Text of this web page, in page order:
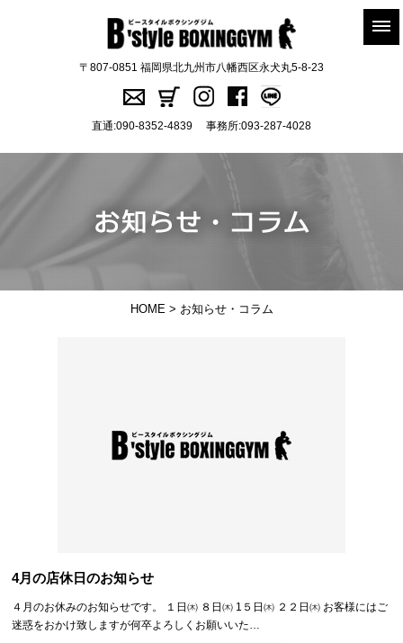
〒807-0851 福岡県北九州市八幡西区永犬丸5-8-23
直通:090-8352-4839 事務所:093-287-4028
HOME > お知らせ・コラム
4月の店休日のお知らせ
４月のお休みのお知らせです。 １日㈭ ８日㈭ 1５日㈭ ２２日㈭ お客様にはご
迷惑をおかけ致しますが何卒よろしくお願いいた…